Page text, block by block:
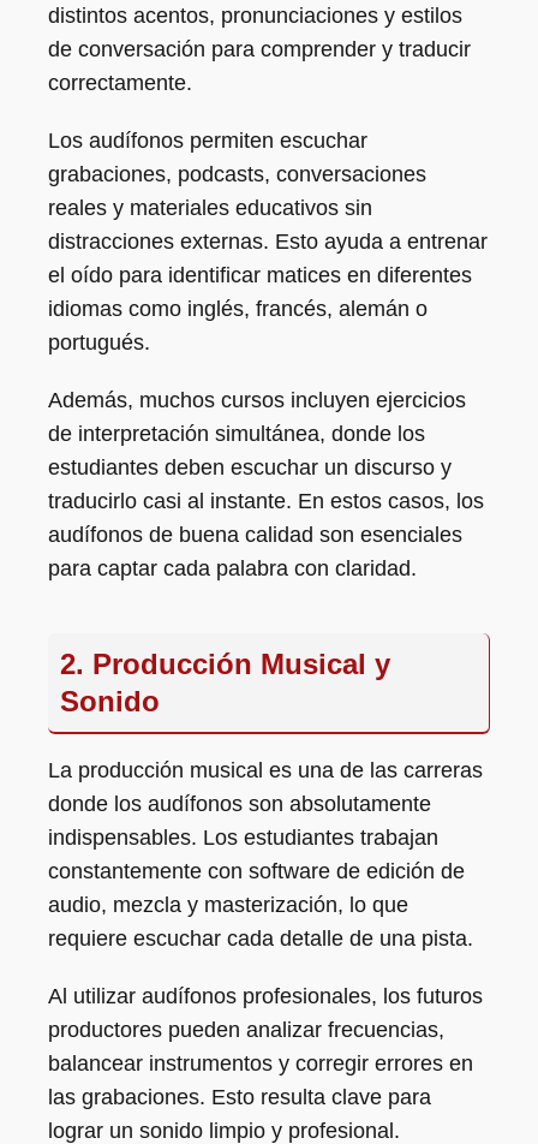
distintos acentos, pronunciaciones y estilos
de conversación para comprender y traducir
correctamente.
Los audífonos permiten escuchar
grabaciones, podcasts, conversaciones
reales y materiales educativos sin
distracciones externas. Esto ayuda a entrenar
el oído para identificar matices en diferentes
idiomas como inglés, francés, alemán o
portugués.
Además, muchos cursos incluyen ejercicios
de interpretación simultánea, donde los
estudiantes deben escuchar un discurso y
traducirlo casi al instante. En estos casos, los
audífonos de buena calidad son esenciales
para captar cada palabra con claridad.
2. Producción Musical y
Sonido
La producción musical es una de las carreras
donde los audífonos son absolutamente
indispensables. Los estudiantes trabajan
constantemente con software de edición de
audio, mezcla y masterización, lo que
requiere escuchar cada detalle de una pista.
Al utilizar audífonos profesionales, los futuros
productores pueden analizar frecuencias,
balancear instrumentos y corregir errores en
las grabaciones. Esto resulta clave para
lograr un sonido limpio y profesional.